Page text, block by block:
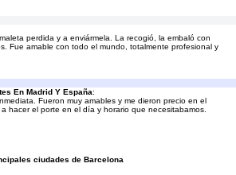
perdida y a enviármela. La recogió, la embaló con
Fue amable con todo el mundo, totalmente profesional y
En Madrid Y España:
Fueron muy amables y me dieron precio en el
hacer el porte en el día y horario que necesitabamos.
ciudades de Barcelona